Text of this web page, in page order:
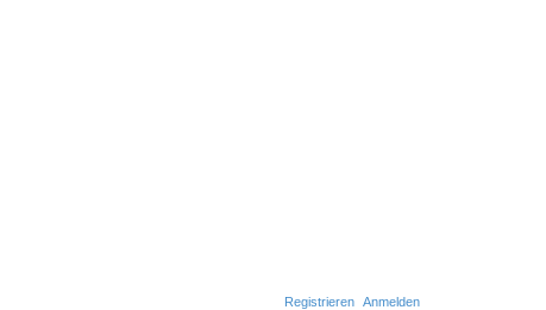
Anmelden
Registrieren